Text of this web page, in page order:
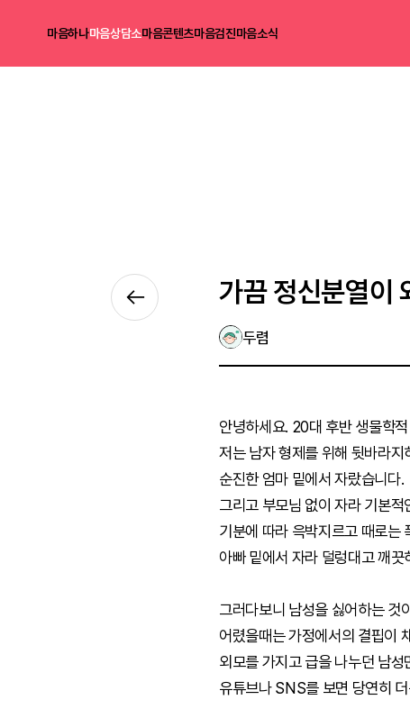
마음하나마음상담소마음콘텐츠마음검진마음소식
가끔 정신분열이
두렴
안녕하세요. 20대 후반 생물학
저는 남자 형제를 위해 뒷바라
순진한 엄마 밑에서 자랐습니다.
그리고 부모님 없이 자라 기본
기분에 따라 윽박지르고 때로는
아빠 밑에서 자라 덜렁대고 깨
그러다보니 남성을 싫어하는 것
어렸을때는 가정에서의 결핍이
외모를 가지고 급을 나누던 남
유튜브나 SNS를 보면 당연히